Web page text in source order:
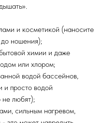
и косметикой (наносите
ношения);
химии и даже
или хлором;
водой бассейнов,
и просто водой
не любят);
сильным нагревом,